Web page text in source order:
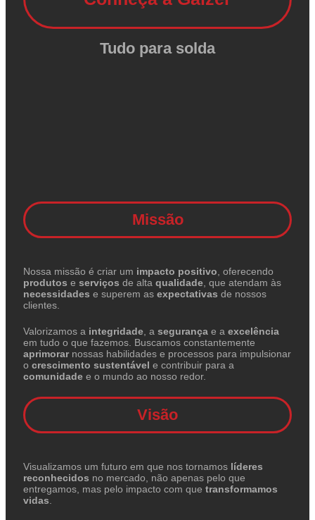
Tudo para solda
Missão
Nossa missão é criar um impacto positivo , oferecendo
produtos e serviços de alta qualidade , que atendam às
necessidades e superem as expectativas de nossos
clientes.
Valorizamos a integridade , a segurança e a excelência
em tudo o que fazemos. Buscamos constantemente
aprimorarnossas habilidades e processos para impulsionar
o crescimento sustentável e contribuir para a
comunidade e o mundo ao nosso redor.
Visão
Visualizamos um futuro em que nos tornamos líderes
reconhecidos no mercado, não apenas pelo que
entregamos, mas pelo impacto com que transformamos
vidas